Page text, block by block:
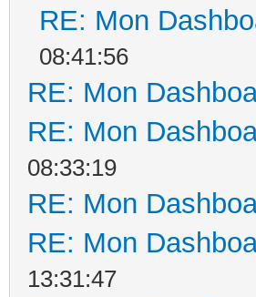
RE: Mon
08:41:56
RE: Mon
RE: Mon
08:33:19
RE: Mon
RE: Mon
13:31:47